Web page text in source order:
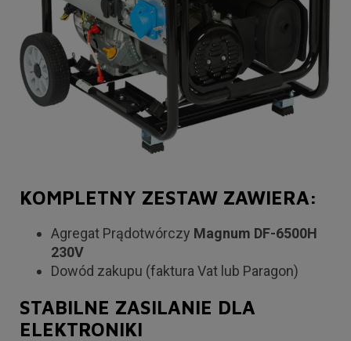
KOMPLETNY ZESTAW ZAWIERA:
Agregat Prądotwórczy Magnum DF-6500H
230V
Dowód zakupu (faktura Vat lub Paragon)
STABILNE ZASILANIE DLA
ELEKTRONIKI